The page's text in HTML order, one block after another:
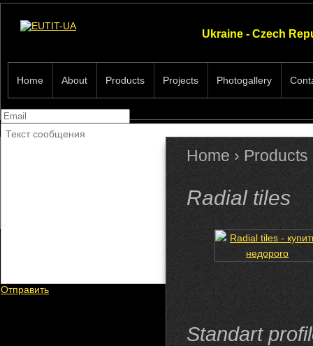
Ukraine - Czech
Home About Products Projects Photogallery
Отправить
Home › Products
Radial tiles
Standart